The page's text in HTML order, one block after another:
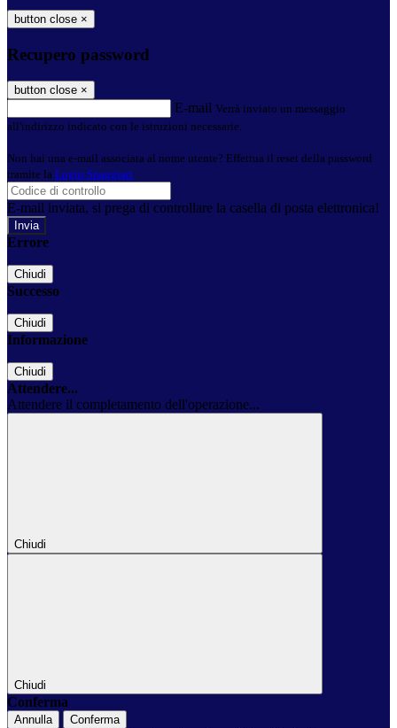
button close ×
Recupero password
button close ×
E-mail Verrà inviato un messaggio
all'indirizzo indicato con le istruzioni necessarie.
Non hai una e-mail associata al nome utente? Effettua il reset della password
tramite la Login Spaggiari
E-mail inviata, si prega di controllare la casella di posta elettronica!
Errore
Chiudi
Successo
Chiudi
Informazione
Chiudi
Attendere...
Attendere il completamento dell'operazione...
Chiudi
Chiudi
Conferma
Annulla Conferma